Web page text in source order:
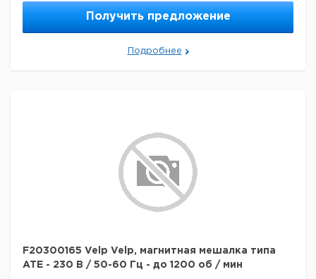
Получить предложение
Подробнее
F20300165 Velp Velp, магнитная мешалка типа
ATE - 230 В / 50-60 Гц - до 1200 об / мин